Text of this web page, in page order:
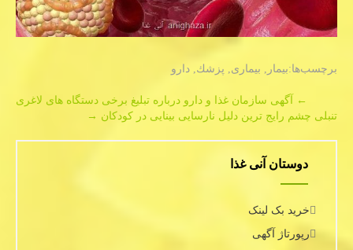
برچسب‌ها:بیمار, بیماری, پزشك, دارو
navigation
←آگهی سازمان غذا و دارو درباره تبلیغ برخی دستگاه های لاغری
تنبلی چشم رایج ترین دلیل نارسایی بینایی در كودكان →
دوستان آنی غذا
خرید بک لینک
رپورتاژ آگهی